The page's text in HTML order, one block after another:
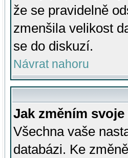
že se pravidelně
zmenšila velikost
se do diskuzí.
Návrat nahoru
Jak změním
Všechna vaše
databázi. Ke